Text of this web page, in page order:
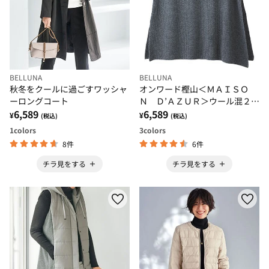
BELLUNA
秋冬をクールに過ごすワッシャ
ーロングコート
¥6,589 (税込)
1colors
8件
チラ見をする
BELLUNA
オンワード樫山＜ＭＡＩＳＯ
Ｎ Ｄ’ＡＺＵＲ＞ウール混２Ｗ
ＡＹポンチョ
¥6,589 (税込)
3colors
6件
チラ見をする